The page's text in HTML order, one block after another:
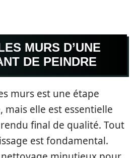
MURS D’UNE
DE PEINDRE
murs est une étape
mais elle est essentielle
final de qualité. Tout
est fondamental.